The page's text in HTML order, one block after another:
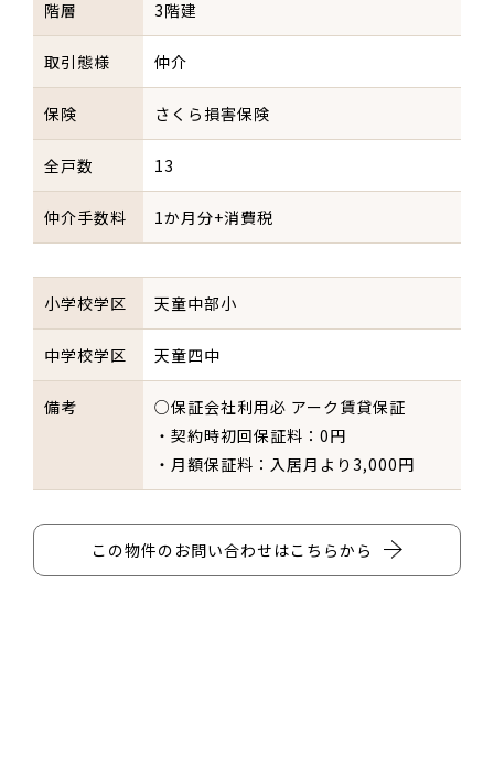
階層 3階建
取引態様 仲介
保険 さくら損害保険
全戸数 13
仲介手数料 1か月分+消費税
小学校学区 天童中部小
中学校学区 天童四中
備考
○保証会社利用必 アーク賃貸保証
・契約時初回保証料：0円
・月額保証料：入居月より3,000円
この物件のお問い合わせはこちらから